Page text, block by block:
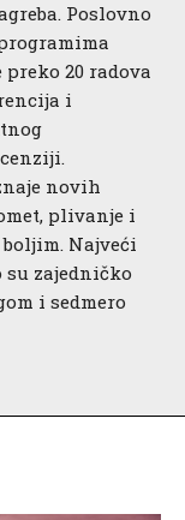
Poslovno
20 radova
i
novih
plivanje i
Najveći
su zajedničko
i sedmero